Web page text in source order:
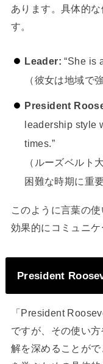
あります。具体的
す。
Leader: “She is
（彼女は地域で
President
leadership style
times.”
（ルーズベルト
困難な時期に重
このように言葉の
効果的にコミュニケ
President
「President
ですが、その使い
解を深めることが